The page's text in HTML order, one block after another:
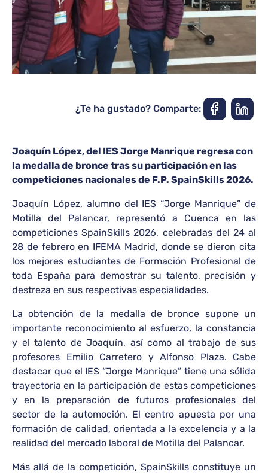
¿Te ha gustado? Comparte:
Joaquín López, del IES Jorge Manrique regresa con
la medalla de bronce tras su participación en las
competiciones nacionales de F.P. SpainSkills 2026.
Joaquín López, alumno del IES “Jorge Manrique” de
Motilla del Palancar, representó a Cuenca en las
competiciones SpainSkills 2026, celebradas del 24 al
28 de febrero en IFEMA Madrid, donde se dieron cita
los mejores estudiantes de Formación Profesional de
toda España para demostrar su talento, precisión y
destreza en sus respectivas especialidades.
La obtención de la medalla de bronce supone un
importante reconocimiento al esfuerzo, la constancia
y el talento de Joaquín, así como al trabajo de sus
profesores Emilio Carretero y Alfonso Plaza. Cabe
destacar que el IES “Jorge Manrique” tiene una sólida
trayectoria en la participación de estas competiciones
y en la preparación de futuros profesionales del
sector de la automoción. El centro apuesta por una
formación de calidad, orientada a la excelencia y a la
realidad del mercado laboral de Motilla del Palancar.
Más allá de la competición, SpainSkills constituye un